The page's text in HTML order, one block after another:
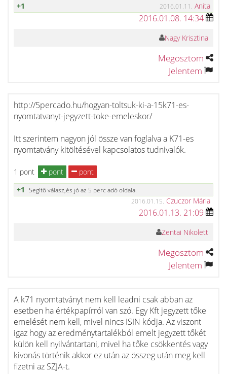
+1
2016.01.11. Anita
2016.01.08. 14:34
Nagy Krisztina
Megosztom
Jelentem
http://5percado.hu/hogyan-toltsuk-ki-a-15k71-es-
nyomtatvanyt-jegyzett-toke-emeleskor/
Itt szerintem nagyon jól össze van foglalva a K71-es
nyomtatvány kitöltésével kapcsolatos tudnivalók.
1 pont pont
pont
+1
Segítő válasz,és jó az 5 perc adó oldala.
2016.01.15. Czuczor Mária
2016.01.13. 21:09
Zentai Nikolett
Megosztom
Jelentem
A k71 nyomtatványt nem kell leadni csak abban az
esetben ha értékpapírról van szó. Egy Kft jegyzett tőke
emelését nem kell, mivel nincs ISIN kódja. Az viszont
igaz hogy az eredménytartalékból emelt jegyzett tőkét
külön kell nyilvántartani, mivel ha tőke csökkentés vagy
kivonás történik akkor ez után az összeg után meg kell
fizetni az SZJA-t.